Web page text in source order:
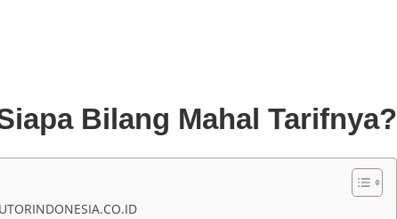
Bilang Mahal Tarifnya?